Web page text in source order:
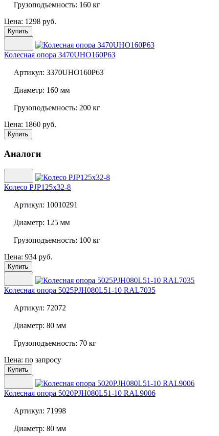
Грузоподъемность: 160 кг
Цена: 1298 руб.
Купить
Колесная опора 3470UHO160P63
Артикул: 3370UHO160P63
Диаметр: 160 мм
Грузоподъемность: 200 кг
Цена: 1860 руб.
Купить
Аналоги
Колесо PJP125x32-8
Артикул: 10010291
Диаметр: 125 мм
Грузоподъемность: 100 кг
Цена: 934 руб.
Купить
Колесная опора 5025PJH080L51-10 RAL7035
Артикул: 72072
Диаметр: 80 мм
Грузоподъемность: 70 кг
Цена: по запросу
Купить
Колесная опора 5020PJH080L51-10 RAL9006
Артикул: 71998
Диаметр: 80 мм